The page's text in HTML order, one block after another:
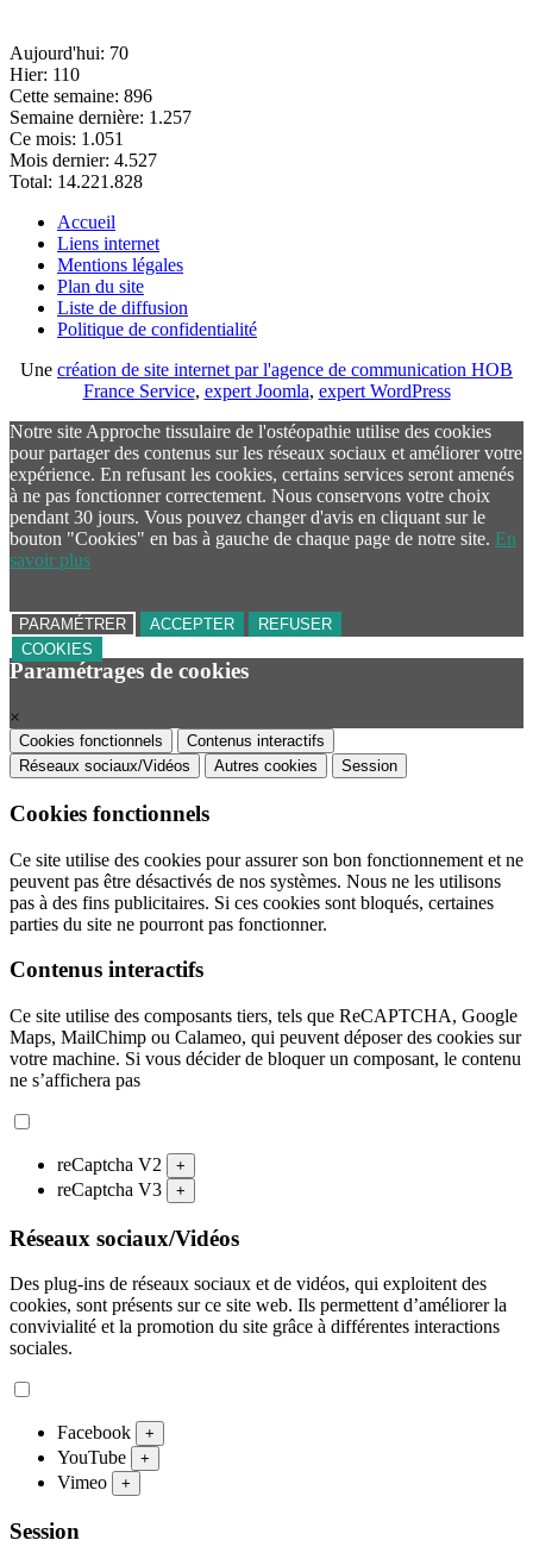
Aujourd'hui: 70
Hier: 110
Cette semaine: 896
Semaine dernière: 1.257
Ce mois: 1.051
Mois dernier: 4.527
Total: 14.221.828
Accueil
Liens internet
Mentions légales
Plan du site
Liste de diffusion
Politique de confidentialité
Une création de site internet par l'agence de communication HOB
France Service, expert Joomla, expert WordPress
Notre site Approche tissulaire de l'ostéopathie utilise des cookies
pour partager des contenus sur les réseaux sociaux et améliorer votre
expérience. En refusant les cookies, certains services seront amenés
à ne pas fonctionner correctement. Nous conservons votre choix
pendant 30 jours. Vous pouvez changer d'avis en cliquant sur le
bouton "Cookies" en bas à gauche de chaque page de notre site. En
savoir plus
PARAMÉTRER ACCEPTER
REFUSER
COOKIES
Paramétrages de cookies
×
Cookies fonctionnels
Contenus interactifs
Réseaux sociaux/Vidéos
Autres cookies Session
Cookies fonctionnels
Ce site utilise des cookies pour assurer son bon fonctionnement et ne
peuvent pas être désactivés de nos systèmes. Nous ne les utilisons
pas à des fins publicitaires. Si ces cookies sont bloqués, certaines
parties du site ne pourront pas fonctionner.
Contenus interactifs
Ce site utilise des composants tiers, tels que ReCAPTCHA, Google
Maps, MailChimp ou Calameo, qui peuvent déposer des cookies sur
votre machine. Si vous décider de bloquer un composant, le contenu
ne s’affichera pas
reCaptcha V2 +
reCaptcha V3 +
Réseaux sociaux/Vidéos
Des plug-ins de réseaux sociaux et de vidéos, qui exploitent des
cookies, sont présents sur ce site web. Ils permettent d’améliorer la
convivialité et la promotion du site grâce à différentes interactions
sociales.
Facebook +
YouTube +
Vimeo +
Session